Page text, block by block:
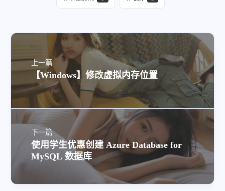
上一篇
【Windows】修改虚拟内存位置
下一篇
使用学生优惠创建 Azure Database for
MySQL 数据库